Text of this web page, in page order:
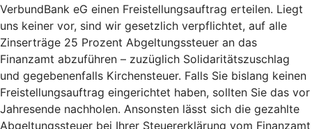
VerbundBank eG einen Freistellungsauftrag erteilen. Liegt
uns keiner vor, sind wir gesetzlich verpflichtet, auf alle
Zinserträge 25 Prozent Abgeltungssteuer an das
Finanzamt abzuführen – zuzüglich Solidaritätszuschlag
und gegebenenfalls Kirchensteuer. Falls Sie bislang keinen
Freistellungsauftrag eingerichtet haben, sollten Sie das vor
Jahresende nachholen. Ansonsten lässt sich die gezahlte
Abgeltungssteuer bei Ihrer Steuererklärung vom Finanzamt